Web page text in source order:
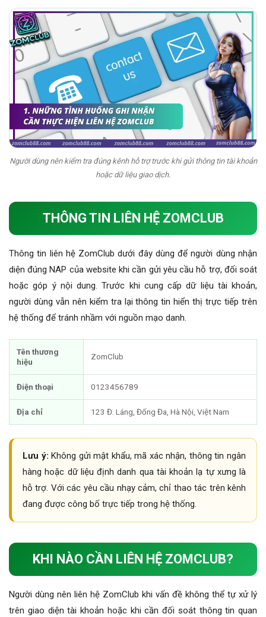
Người dùng nên kiểm tra đúng kênh hỗ trợ trước khi gửi thông tin tài khoản
hoặc dữ liệu giao dịch.
THÔNG TIN LIÊN HỆ ZOMCLUB
Thông tin liên hệ ZomClub dưới đây dùng để người dùng nhận
diện đúng NAP của website khi cần gửi yêu cầu hỗ trợ, đối soát
hoặc góp ý nội dung. Trước khi cung cấp dữ liệu tài khoản,
người dùng vẫn nên kiểm tra lại thông tin hiển thị trực tiếp trên
hệ thống để tránh nhầm với nguồn mạo danh.
Tên thương
hiệu
ZomClub
Điện thoại 0123456789
Địa chỉ 123 Đ. Láng, Đống Đa, Hà Nội, Việt Nam
Lưu ý: Không gửi mật khẩu, mã xác nhận, thông tin ngân
hàng hoặc dữ liệu định danh qua tài khoản lạ tự xưng là
hỗ trợ. Với các yêu cầu nhạy cảm, chỉ thao tác trên kênh
đang được công bố trực tiếp trong hệ thống.
KHI NÀO CẦN LIÊN HỆ ZOMCLUB?
Người dùng nên liên hệ ZomClub khi vấn đề không thể tự xử lý
trên giao diện tài khoản hoặc khi cần đối soát thông tin quan